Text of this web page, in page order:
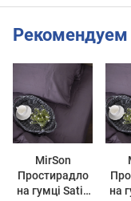
Рекомендуем
MirSon
Простирадло
на гумці Satin
на